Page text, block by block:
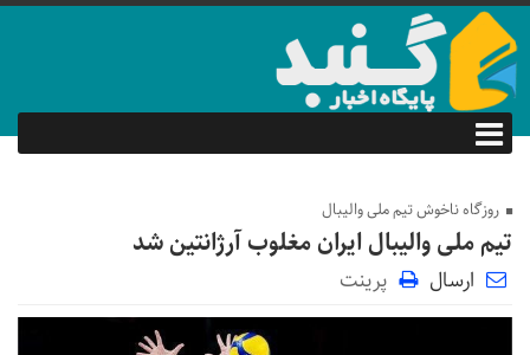
روزگاه ناخوش تیم ملی والیبال
تیم ملی والیبال ایران مغلوب آرژانتین شد
ارسال پرینت